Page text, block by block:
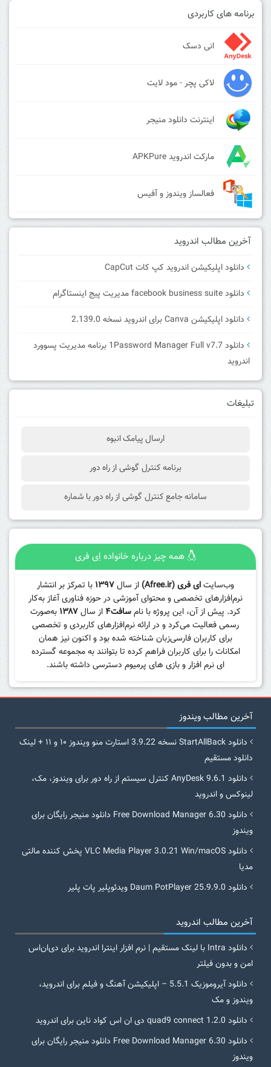
برنامه های کاربردی
انی دسک
لاکی پچر - مود لایت
اینترنت دانلود منیجر
مارکت اندروید APKPure
فعالساز ویندوز و آفیس
آخرین مطالب اندروید
دانلود اپلیکیشن اندروید کپ کات CapCut
دانلود facebook business suite مدیریت پیج اینستاگرام
دانلود اپلیکیشن Canva برای اندروید نسخه 2.139.0
دانلود 1Password Manager Full v7.7 برنامه مدیریت پسوورد
اندروید
تبلیغات
ارسال پیامک انبوه
برنامه کنترل گوشی از راه دور
سامانه جامع کنترل گوشی از راه دور با شماره
همه چیز درباره خانواده اِی فری
وب‌سایتای فری (Afree.ir) از سال۱۳۹۷ با تمرکز بر انتشار
نرم‌افزارهای تخصصی و محتوای آموزشی در حوزه فناوری آغاز به‌کار
کرد. پیش از آن، این پروژه با نامسافت۴ از سال۱۳۸۷ به‌صورت
رسمی فعالیت می‌کرد و در ارائه نرم‌افزارهای کاربردی و تخصصی
برای کاربران فارسی‌زبان شناخته شده بود و اکنون نیز همان
امکانات را برای کاربران فراهم کرده تا بتوانند به مجموعه گسترده
ای نرم افزار و بازی های پرمیوم دسترسی داشته باشند.
آخرین مطالب ویندوز
دانلود StartAllBack نسخه 3.9.22 استارت منو ویندوز ۱۰ و ۱۱ + لینک
دانلود مستقیم
دانلود AnyDesk 9.6.1 کنترل سیستم از راه دور برای ویندوز، مک،
لینوکس و اندروید
دانلود Free Download Manager 6.30 دانلود منیجر رایگان برای
ویندوز
دانلود VLC Media Player 3.0.21 Win/macOS پخش کننده مالتی
مدیا
دانلود Daum PotPlayer 25.9.9.0 ویدئوپلیر پات پلیر
آخرین مطالب اندروید
دانلود Intra با لینک مستقیم | نرم افزار اینترا اندروید برای دی‌ان‌اس
امن و بدون فیلتر
دانلود آیروموزیک 5.5.1 – اپلیکیشن آهنگ و فیلم برای اندروید،
ویندوز و مک
دانلود quad9 connect 1.2.0 دی ان اس کواد ناین برای اندروید
دانلود Free Download Manager 6.30 دانلود منیجر رایگان برای
ویندوز